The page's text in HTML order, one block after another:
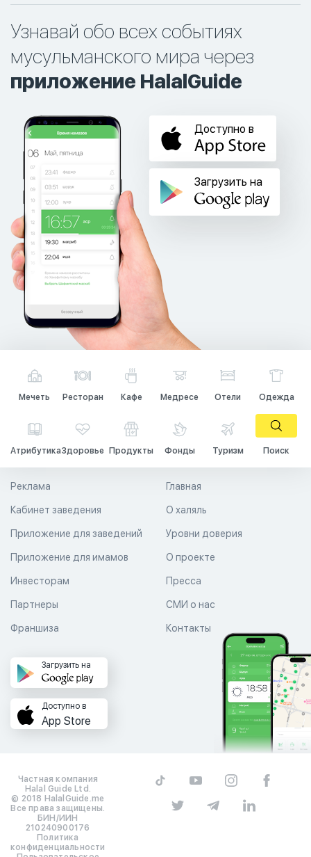
Узнавай обо всех событиях
мусульманского мира через
приложение HalalGuide
Доступно в
Загрузить на
Мечеть Ресторан Кафе Медресе Отели Одежда
АтрибутикаЗдоровье Продукты Фонды Туризм Поиск
Главная
О халяль
Уровни доверия
Реклама
Кабинет заведения
Приложение для заведений
Приложение для имамов О проекте
Пресса
СМИ о нас
Контакты
Инвесторам
Партнеры
Франшиза
Загрузить на
Доступно в
App Store
Частная компания
Halal Guide Ltd.
© 2018 HalalGuide.me
Все права защищены.
БИН/ИИН
210240900176
Политика
конфиденциальности